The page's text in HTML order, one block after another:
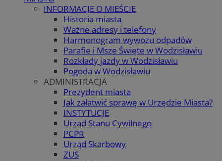
INFORMACJE O MIEŚCIE
Historia miasta
Ważne adresy i telefony
Harmonogram wywozu odpadów
Parafie i Msze Święte w Wodzisławiu
Rozkłady jazdy w Wodzisławiu
Pogoda w Wodzisławiu
ADMINISTRACJA
Prezydent miasta
Jak załatwić sprawę w Urzędzie Miasta?
INSTYTUCJE
Urząd Stanu Cywilnego
PCPR
Urząd Skarbowy
ZUS